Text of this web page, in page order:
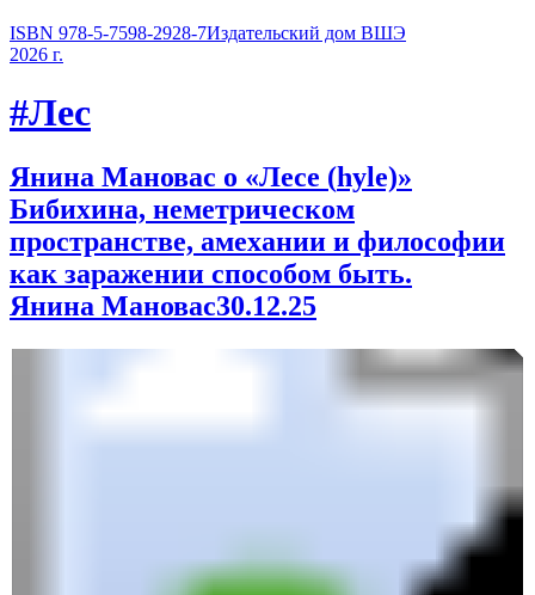
ISBN 978-5-7598-2928-7Издательский дом ВШЭ
2026 г.
#Лес
Янина Мановас о «Лесе (hyle)»
Бибихина, неметрическом
пространстве, амехании и философии
как заражении способом быть.
Янина Мановас30.12.25